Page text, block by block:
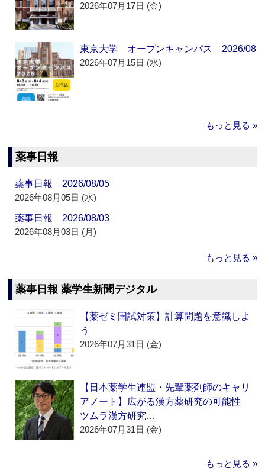
2026年07月17日 (金)
東京大学 オープンキャンパス 2026/08
2026年07月15日 (水)
もっと見る »
薬事日報
薬事日報 2026/08/05
2026年08月05日 (水)
薬事日報 2026/08/03
2026年08月03日 (月)
もっと見る »
薬事日報 薬学生新聞デジタル
【薬ゼミ国試対策】計算問題を意識しよ
う
2026年07月31日 (金)
【日本薬学生連盟・先輩薬剤師のキャリ
アノート】広がる漢方薬研究の可能性
ツムラ漢方研究…
2026年07月31日 (金)
もっと見る »